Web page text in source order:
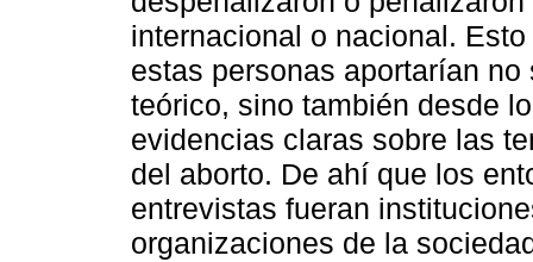
internacional o nacional.
estas personas aportarían
teórico, sino también desde
evidencias claras sobre las
del aborto. De ahí que los
entrevistas fueran
organizaciones de la